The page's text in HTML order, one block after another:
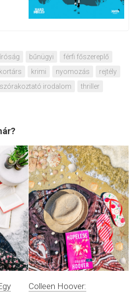
bűnügyi
férfi főszereplő
kortárs krimi nyomozás
rejtély
szórakoztató irodalom thriller
Colleen Hoover: